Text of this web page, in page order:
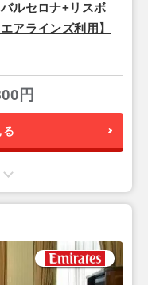
ルセロナ+リスボ
アラインズ利用】
円